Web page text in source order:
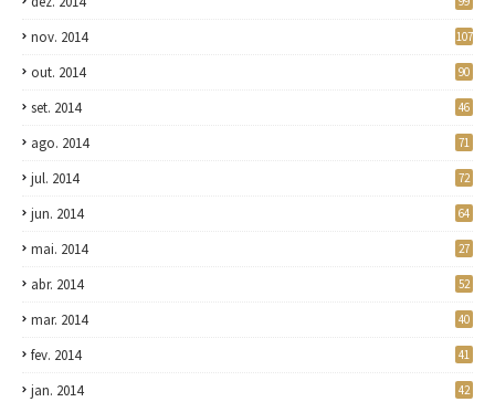
nov. 2014 107
out. 2014 90
set. 2014 46
ago. 2014 71
jul. 2014 72
jun. 2014 64
mai. 2014 27
abr. 2014 52
mar. 2014 40
fev. 2014 41
jan. 2014 42